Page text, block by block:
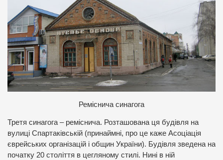
Реміснича синагога
Третя синагога – реміснича. Розташована ця будівля на
вулиці Спартаківській (принаймні, про це каже Асоціація
єврейських організацій і общин України). Будівля зведена на
початку 20 століття в цегляному стилі. Нині в ній